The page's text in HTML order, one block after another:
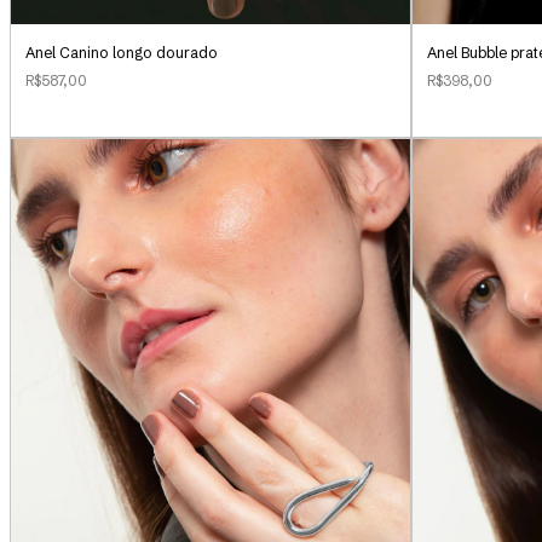
Anel Canino longo dourado
R$587,00
Anel Bubble
R$398,00